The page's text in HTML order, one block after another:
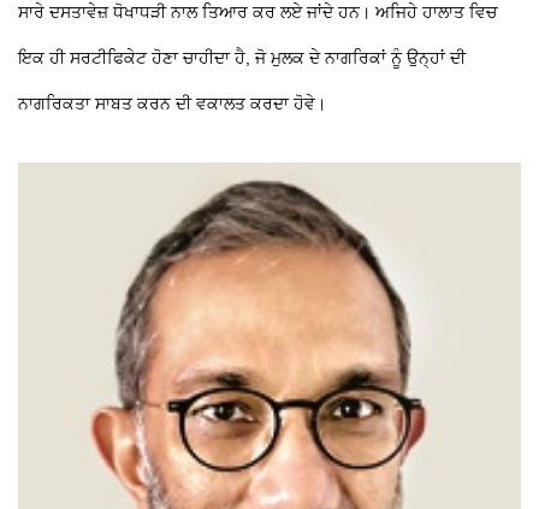
ਸਾਰੇ ਦਸਤਾਵੇਜ਼ ਧੋਖਾਧੜੀ ਨਾਲ ਤਿਆਰ ਕਰ ਲਏ ਜਾਂਦੇ ਹਨ। ਅਜਿਹੇ ਹਾਲਾਤ ਵਿਚ
ਇਕ ਹੀ ਸਰਟੀਫਿਕੇਟ ਹੋਣਾ ਚਾਹੀਦਾ ਹੈ, ਜੋ ਮੁਲਕ ਦੇ ਨਾਗਰਿਕਾਂ ਨੂੰ ਉਨ੍ਹਾਂ ਦੀ
ਨਾਗਰਿਕਤਾ ਸਾਬਤ ਕਰਨ ਦੀ ਵਕਾਲਤ ਕਰਦਾ ਹੋਵੇ।